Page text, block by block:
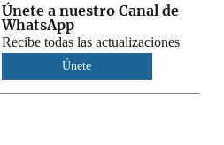
Únete a nuestro Canal de
WhatsApp
Recibe todas las actualizaciones
Únete